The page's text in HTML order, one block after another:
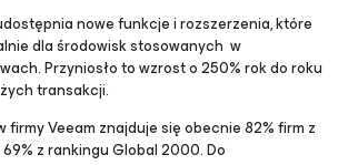
nowe funkcje i rozszerzenia, które
dla środowisk stosowanych w
Przyniosło to wzrost o 250% rok do roku
transakcji.
firmy Veeam znajduje się obecnie 82% firm z
z rankingu Global 2000. Do